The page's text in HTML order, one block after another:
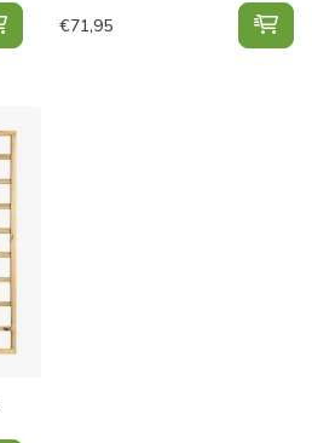
Trellis met lijst. rechte lamellen
€71,95